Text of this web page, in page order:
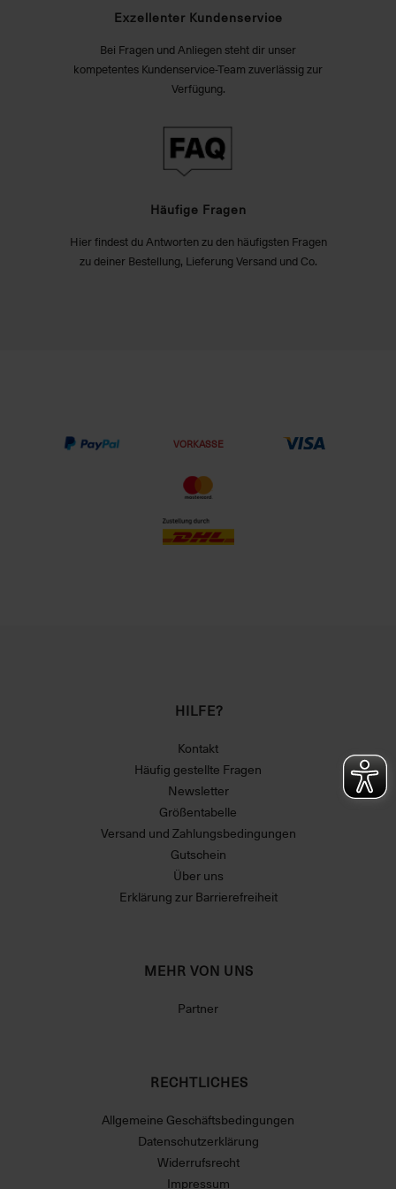
Exzellenter Kundenservice
Bei Fragen und Anliegen steht dir unser
kompetentes Kundenservice-Team zuverlässig zur
Verfügung.
Häufige Fragen
Hier findest du Antworten zu den häufigsten Fragen
zu deiner Bestellung, Lieferung Versand und Co.
VORKASSE
HILFE?
Kontakt
Häufig gestellte Fragen
Newsletter
Größentabelle
Versand und Zahlungsbedingungen
Gutschein
Über uns
Erklärung zur Barrierefreiheit
MEHR VON UNS
Partner
RECHTLICHES
Allgemeine Geschäftsbedingungen
Datenschutzerklärung
Widerrufsrecht
Impressum